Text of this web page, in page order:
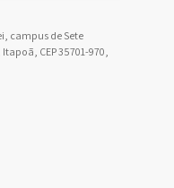
campus de Sete
CEP 35701-970,